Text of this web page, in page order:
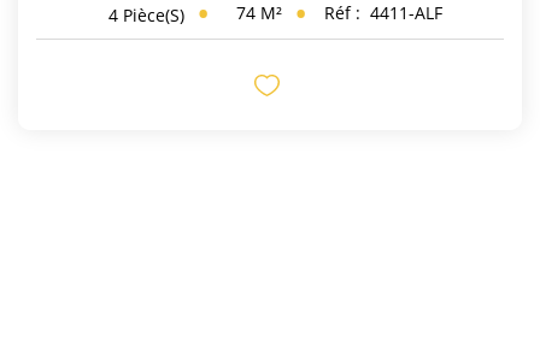
4 Pièce(s) 74 M² Réf : 4411-ALF